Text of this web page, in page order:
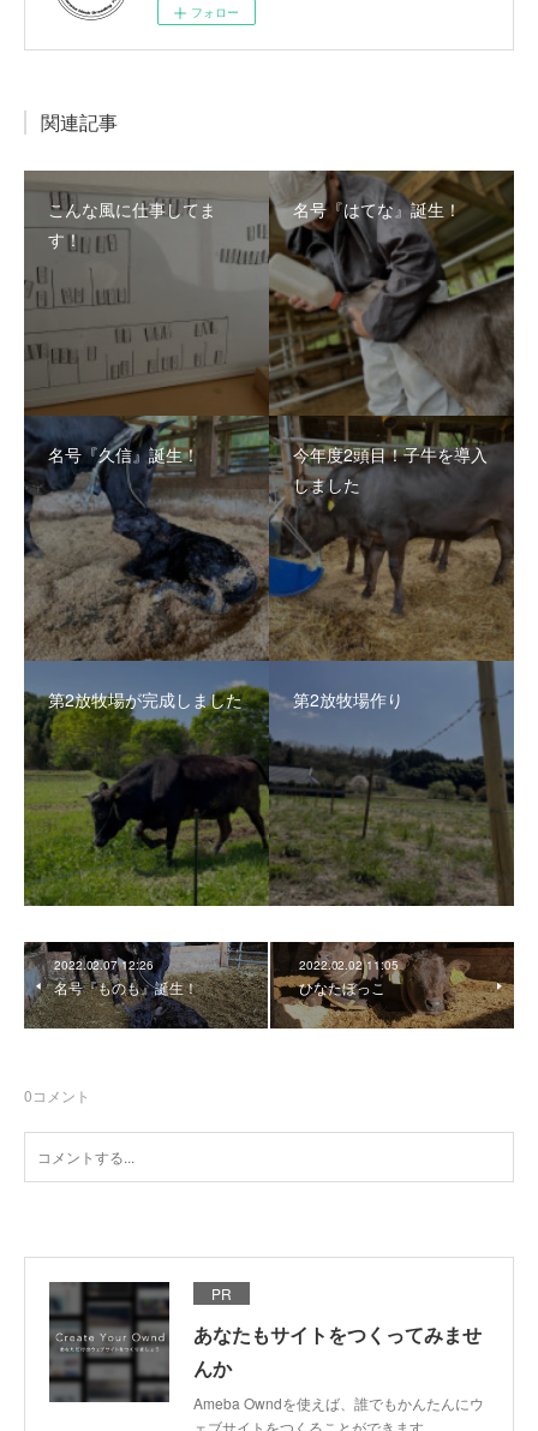
フォロー
関連記事
こんな風に仕事してま
す！
名号『はてな』誕生！
名号『久信』誕生！
今年度2頭目！子牛を導入
しました
第2放牧場が完成しました 第2放牧場作り
2022.02.07 12:26
名号『ものも』誕生！
2022.02.02 11:05
ひなたぼっこ
0コメント
PR
あなたもサイトをつくってみませ
んか
Ameba Owndを使えば、誰でもかんたんにウ
ェブサイトをつくることができます。